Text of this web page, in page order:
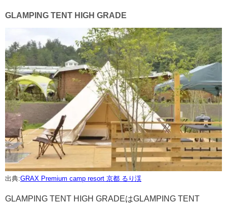
GLAMPING TENT HIGH GRADE
出典:GRAX Premium camp resort 京都 るり渓
GLAMPING TENT HIGH GRADEはGLAMPING TENT